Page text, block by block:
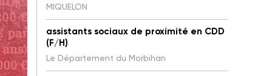
MIQUELON
assistants sociaux de proximité en CDD
(F/H)
Le Département du Morbihan